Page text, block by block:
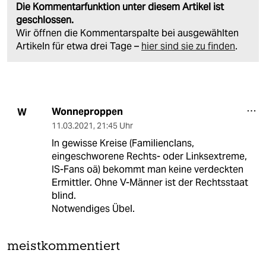
Die Kommentarfunktion unter diesem Artikel ist
geschlossen.
Wir öffnen die Kommentarspalte bei ausgewählten
Artikeln für etwa drei Tage – hier sind sie zu finden.
W Wonneproppen
11.03.2021, 21:45 Uhr
In gewisse Kreise (Familienclans,
eingeschworene Rechts- oder Linksextreme,
IS-Fans oä) bekommt man keine verdeckten
Ermittler. Ohne V-Männer ist der Rechtsstaat
blind.
Notwendiges Übel.
meistkommentiert